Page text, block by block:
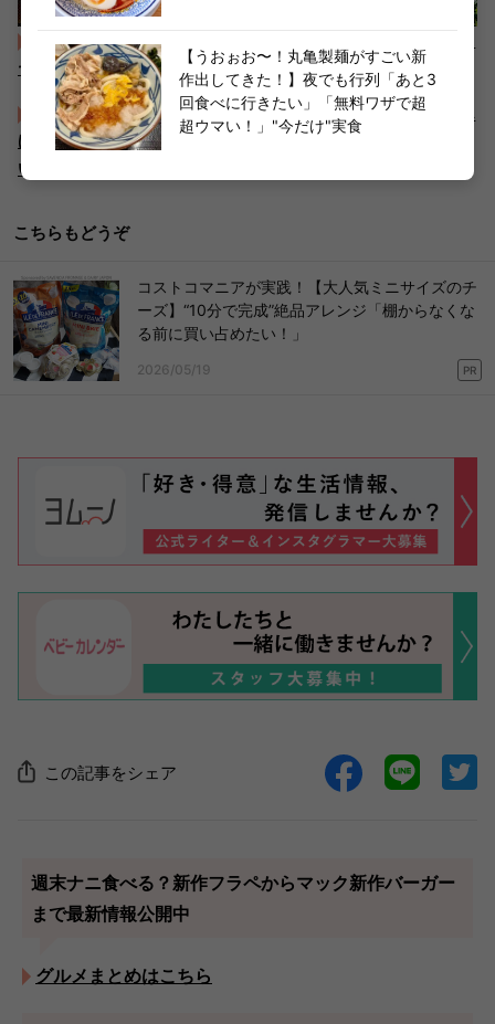
店舗限定モーニングが楽しすぎて写真撮りすぎた【サイゼリ
ヤ】早起きしてまで行く人多い…日曜朝8時から大盛況に納得
びっくりドンキーファンに衝撃！？【あのファミレスもすん
げえぞ！】「ライス・パン・スープおかわりし放題」「お腹
いっぱいじゃ〜」お得ランチ
こちらもどうぞ
コストコマニアが実践！【大人気ミニサイズのチ
ーズ】“10分で完成”絶品アレンジ「棚からなくな
る前に買い占めたい！」
2026/05/19 PR
この記事をシェア
週末ナニ食べる？新作フラペからマック新作バーガー
まで最新情報公開中
グルメまとめはこちら
【うおぉお〜！丸亀製麺がすごい新
作出してきた！】夜でも行列「あと3
回食べに行きたい」「無料ワザで超
超ウマい！」"今だけ"実食